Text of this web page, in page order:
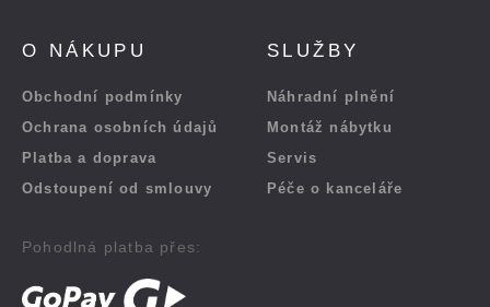
O NÁKUPU
Obchodní podmínky
Ochrana osobních údajů
Platba a doprava
Odstoupení od smlouvy
Pohodlná platba přes:
SLUŽBY
Náhradní plnění
Montáž nábytku
Servis
Péče o kanceláře